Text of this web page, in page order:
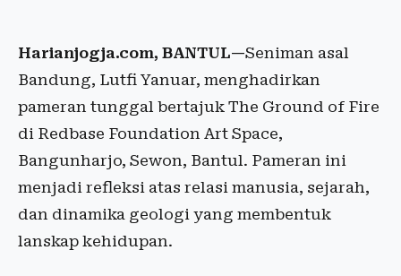
Harianjogja.com, BANTUL—Seniman asal
Bandung, Lutfi Yanuar, menghadirkan
pameran tunggal bertajuk The Ground of Fire
di Redbase Foundation Art Space,
Bangunharjo, Sewon, Bantul. Pameran ini
menjadi refleksi atas relasi manusia, sejarah,
dan dinamika geologi yang membentuk
lanskap kehidupan.